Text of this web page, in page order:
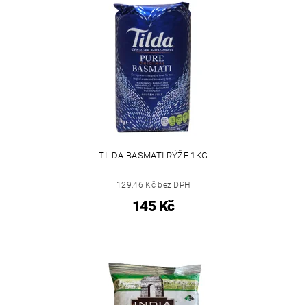
TILDA BASMATI RÝŽE 1KG
129,46 Kč bez DPH
145 Kč